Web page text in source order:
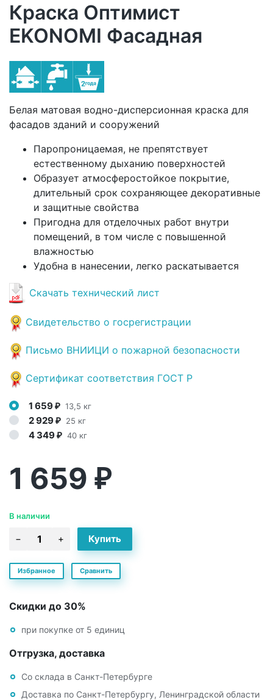
Краска Оптимист
EKONOMI Фасадная
Белая матовая водно-дисперсионная краска для
фасадов зданий и сооружений
Паропроницаемая, не препятствует
естественному дыханию поверхностей
Образует атмосферостойкое покрытие,
длительный срок сохраняющее декоративные
и защитные свойства
Пригодна для отделочных работ внутри
помещений, в том числе с повышенной
влажностью
Удобна в нанесении, легко раскатывается
Скачать технический лист
Свидетельство о госрегистрации
Письмо ВНИИЦИ о пожарной безопасности
Сертификат соответствия ГОСТ Р
1 659 ₽ 13,5 кг
2 929 ₽ 25 кг
4 349 ₽ 40 кг
1 659 ₽
В наличии
Избранное Сравнить
Скидки до 30%
при покупке от 5 единиц
Отгрузка, доставка
Со склада в Санкт-Петербурге
Доставка по Санкт-Петербургу, Ленинградской области